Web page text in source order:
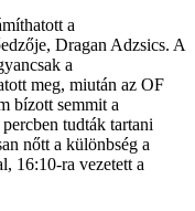
a
Dragan Adzsics. A
a
meg, miután az OF
bízott semmit a
tudták tartani
nőtt a különbség a
16:10-ra vezetett a